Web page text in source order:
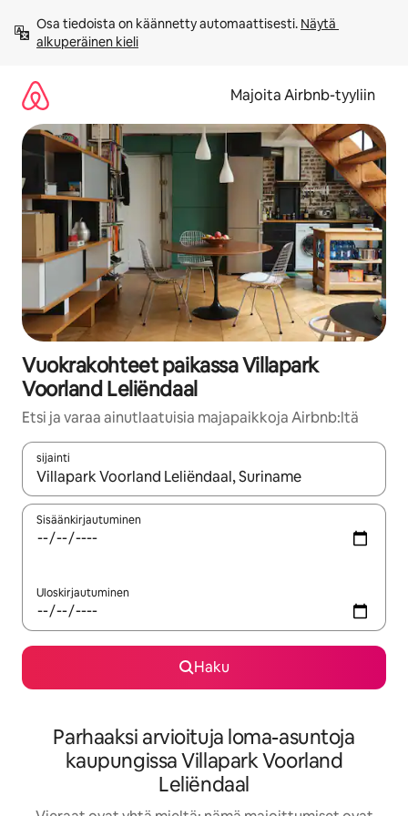
sisältö
väliin
Osa tiedoista on käännetty automaattisesti. Näytä
alkuperäinen kieli
Majoita Airbnb-tyyliin
Vuokrakohteet paikassa Villapark
Voorland Leliëndaal
Etsi ja varaa ainutlaatuisia majapaikkoja Airbnb:ltä
sijainti
Kun tulokset ovat saatavilla, navigoi ylös- ja alas-
Sisäänkirjautuminen
Uloskirjautuminen
Haku
Parhaaksi arvioituja loma-asuntoja
kaupungissa Villapark Voorland
Leliëndaal